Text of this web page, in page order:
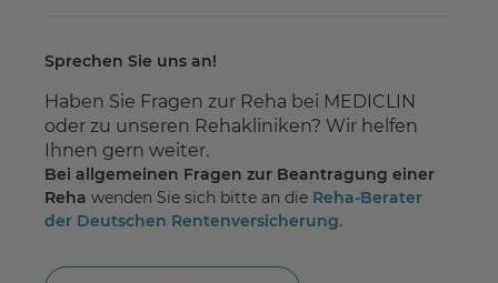
Sprechen Sie uns an!
Haben Sie Fragen zur Reha bei MEDICLIN
oder zu unseren Rehakliniken? Wir helfen
Ihnen gern weiter.
Bei allgemeinen Fragen zur Beantragung einer
Reha wenden Sie sich bitte an die Reha-Berater
der Deutschen Rentenversicherung.